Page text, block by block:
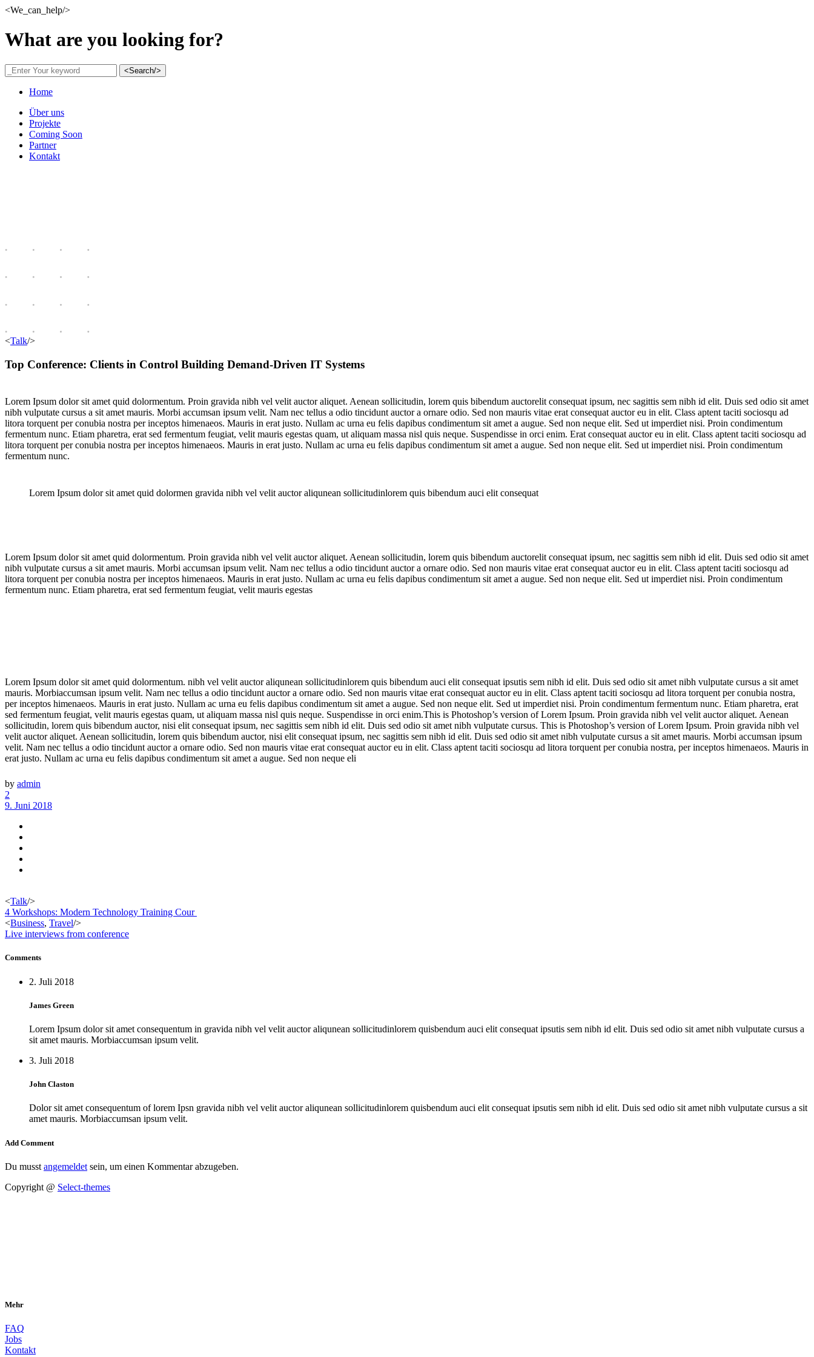
<We_can_help/>
What are you looking for?
<Search/>
Home
Über uns
Projekte
Coming Soon
Partner
Kontakt
<Talk/>
Top Conference: Clients in Control Building Demand-Driven IT Systems
Lorem Ipsum dolor sit amet quid dolormentum. Proin gravida nibh vel velit auctor aliquet. Aenean sollicitudin, lorem quis bibendum auctorelit consequat ipsum, nec sagittis sem nibh id elit. Duis sed odio sit amet
nibh vulputate cursus a sit amet mauris. Morbi accumsan ipsum velit. Nam nec tellus a odio tincidunt auctor a ornare odio. Sed non mauris vitae erat consequat auctor eu in elit. Class aptent taciti sociosqu ad
litora torquent per conubia nostra per inceptos himenaeos. Mauris in erat justo. Nullam ac urna eu felis dapibus condimentum sit amet a augue. Sed non neque elit. Sed ut imperdiet nisi. Proin condimentum
fermentum nunc. Etiam pharetra, erat sed fermentum feugiat, velit mauris egestas quam, ut aliquam massa nisl quis neque. Suspendisse in orci enim. Erat consequat auctor eu in elit. Class aptent taciti sociosqu ad
litora torquent per conubia nostra per inceptos himenaeos. Mauris in erat justo. Nullam ac urna eu felis dapibus condimentum sit amet a augue. Sed non neque elit. Sed ut imperdiet nisi. Proin condimentum
fermentum nunc.
Lorem Ipsum dolor sit amet quid dolormen gravida nibh vel velit auctor aliqunean sollicitudinlorem quis bibendum auci elit consequat
Lorem Ipsum dolor sit amet quid dolormentum. Proin gravida nibh vel velit auctor aliquet. Aenean sollicitudin, lorem quis bibendum auctorelit consequat ipsum, nec sagittis sem nibh id elit. Duis sed odio sit amet
nibh vulputate cursus a sit amet mauris. Morbi accumsan ipsum velit. Nam nec tellus a odio tincidunt auctor a ornare odio. Sed non mauris vitae erat consequat auctor eu in elit. Class aptent taciti sociosqu ad
litora torquent per conubia nostra per inceptos himenaeos. Mauris in erat justo. Nullam ac urna eu felis dapibus condimentum sit amet a augue. Sed non neque elit. Sed ut imperdiet nisi. Proin condimentum
fermentum nunc. Etiam pharetra, erat sed fermentum feugiat, velit mauris egestas
Lorem Ipsum dolor sit amet quid dolormentum. nibh vel velit auctor aliqunean sollicitudinlorem quis bibendum auci elit consequat ipsutis sem nibh id elit. Duis sed odio sit amet nibh vulputate cursus a sit amet
mauris. Morbiaccumsan ipsum velit. Nam nec tellus a odio tincidunt auctor a ornare odio. Sed non mauris vitae erat consequat auctor eu in elit. Class aptent taciti sociosqu ad litora torquent per conubia nostra,
per inceptos himenaeos. Mauris in erat justo. Nullam ac urna eu felis dapibus condimentum sit amet a augue. Sed non neque elit. Sed ut imperdiet nisi. Proin condimentum fermentum nunc. Etiam pharetra, erat
sed fermentum feugiat, velit mauris egestas quam, ut aliquam massa nisl quis neque. Suspendisse in orci enim.This is Photoshop’s version of Lorem Ipsum. Proin gravida nibh vel velit auctor aliquet. Aenean
sollicitudin, lorem quis bibendum auctor, nisi elit consequat ipsum, nec sagittis sem nibh id elit. Duis sed odio sit amet nibh vulputate cursus. This is Photoshop’s version of Lorem Ipsum. Proin gravida nibh vel
velit auctor aliquet. Aenean sollicitudin, lorem quis bibendum auctor, nisi elit consequat ipsum, nec sagittis sem nibh id elit. Duis sed odio sit amet nibh vulputate cursus a sit amet mauris. Morbi accumsan ipsum
velit. Nam nec tellus a odio tincidunt auctor a ornare odio. Sed non mauris vitae erat consequat auctor eu in elit. Class aptent taciti sociosqu ad litora torquent per conubia nostra, per inceptos himenaeos. Mauris in
erat justo. Nullam ac urna eu felis dapibus condimentum sit amet a augue. Sed non neque eli
by admin
2
9. Juni 2018
<Talk/>
4 Workshops: Modern Technology Training Cour
<Business, Travel/>
Live interviews from conference
Comments
2. Juli 2018
James Green
Lorem Ipsum dolor sit amet consequentum in gravida nibh vel velit auctor aliqunean sollicitudinlorem quisbendum auci elit consequat ipsutis sem nibh id elit. Duis sed odio sit amet nibh vulputate cursus a
sit amet mauris. Morbiaccumsan ipsum velit.
3. Juli 2018
John Claston
Dolor sit amet consequentum of lorem Ipsn gravida nibh vel velit auctor aliqunean sollicitudinlorem quisbendum auci elit consequat ipsutis sem nibh id elit. Duis sed odio sit amet nibh vulputate cursus a sit
amet mauris. Morbiaccumsan ipsum velit.
Add Comment
Du musst angemeldet sein, um einen Kommentar abzugeben.
Copyright @ Select-themes
Mehr
FAQ
Jobs
Kontakt